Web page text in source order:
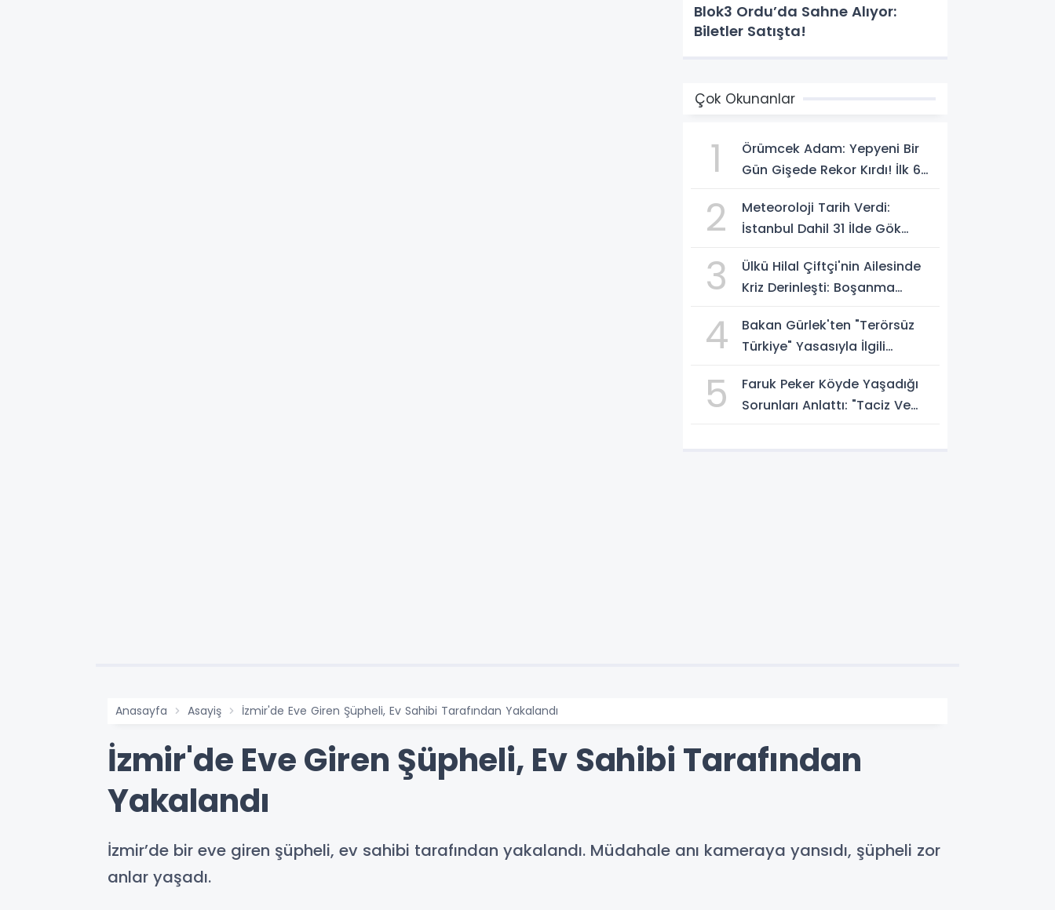
Blok3 Ordu’da Sahne Alıyor:
Biletler Satışta!
Çok Okunanlar
1
Örümcek Adam: Yepyeni Bir
Gün Gişede Rekor Kırdı! İlk 6
2
Meteoroloji Tarih Verdi:
İstanbul Dahil 31 İlde Gök
3
Ülkü Hilal Çiftçi'nin Ailesinde
Kriz Derinleşti: Boşanma
Gündemde
4
Bakan Gürlek'ten "Terörsüz
Türkiye" Yasasıyla İlgili
Feshedilmeden Düzenleme
Yürürlüğe Girmeyecek
5
Faruk Peker Köyde Yaşadığı
Sorunları Anlattı: "Taciz Ve
Anasayfa Asayiş İzmir'de Eve Giren Şüpheli, Ev Sahibi Tarafından Yakalandı
İzmir'de Eve Giren Şüpheli, Ev Sahibi Tarafından
Yakalandı
İzmir’de bir eve giren şüpheli, ev sahibi tarafından yakalandı. Müdahale anı kameraya yansıdı, şüpheli zor
anlar yaşadı.